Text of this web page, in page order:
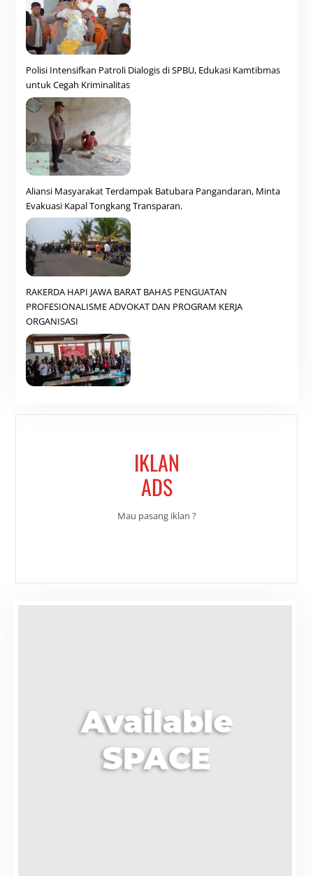
Polisi Intensifkan Patroli Dialogis di SPBU, Edukasi Kamtibmas
untuk Cegah Kriminalitas
Aliansi Masyarakat Terdampak Batubara Pangandaran, Minta
Evakuasi Kapal Tongkang Transparan.
RAKERDA HAPI JAWA BARAT BAHAS PENGUATAN
PROFESIONALISME ADVOKAT DAN PROGRAM KERJA
ORGANISASI
IKLAN
ADS
Mau pasang iklan ?